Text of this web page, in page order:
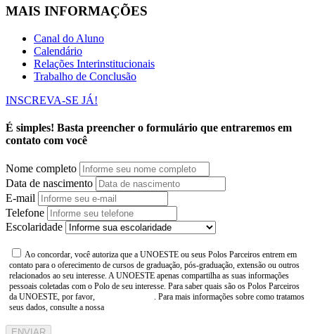
MAIS INFORMAÇÕES
Canal do Aluno
Calendário
Relações Interinstitucionais
Trabalho de Conclusão
INSCREVA-SE JÁ!
É simples! Basta preencher o formulário que entraremos em
contato com você
Nome completo
Data de nascimento
E-mail
Telefone
Escolaridade
Ao concordar, você autoriza que a UNOESTE ou seus Polos Parceiros entrem em
contato para o oferecimento de cursos de graduação, pós-graduação, extensão ou outros
relacionados ao seu interesse. A UNOESTE apenas compartilha as suas informações
pessoais coletadas com o Polo de seu interesse. Para saber quais são os Polos Parceiros
da UNOESTE, por favor,
. Para mais informações sobre como tratamos
seus dados, consulte a nossa